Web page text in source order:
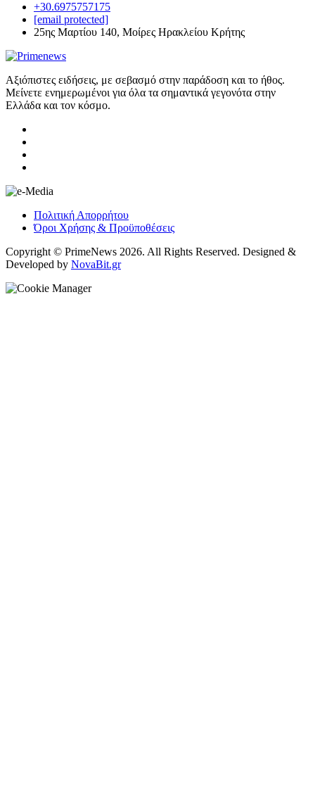
+30.6975757175
[email protected]
25ης Μαρτίου 140, Μοίρες Ηρακλείου Κρήτης
Αξιόπιστες ειδήσεις, με σεβασμό στην παράδοση και το ήθος.
Μείνετε ενημερωμένοι για όλα τα σημαντικά γεγονότα στην
Ελλάδα και τον κόσμο.
Πολιτική Απορρήτου
Όροι Χρήσης & Προϋποθέσεις
Copyright © PrimeNews 2026. All Rights Reserved. Designed &
Developed by NovaBit.gr